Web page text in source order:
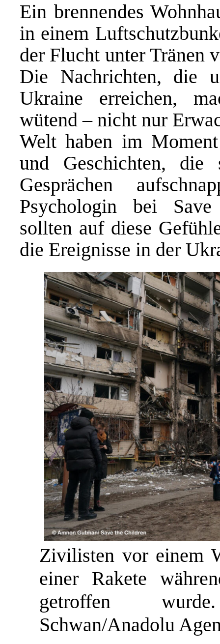
Ein brennendes
in einem
der Flucht unter Tränen
Die Nachrichten, die
Ukraine erreichen,
wütend – nicht nur
Welt haben im
und Geschichten, die
Gesprächen
Psychologin bei
sollten auf diese
die Ereignisse in der
Zivilisten vor einem
einer Rakete
getroffen
Schwan/Anadolu